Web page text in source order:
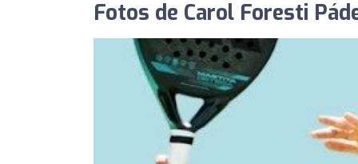
Fotos de Carol Foresti